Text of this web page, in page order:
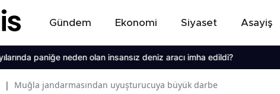
Gündem Ekonomi Siyaset Asayiş
paniğe neden olan insansız deniz aracı imha edildi?
| Muğla jandarmasından uyuşturucuya büyük darbe